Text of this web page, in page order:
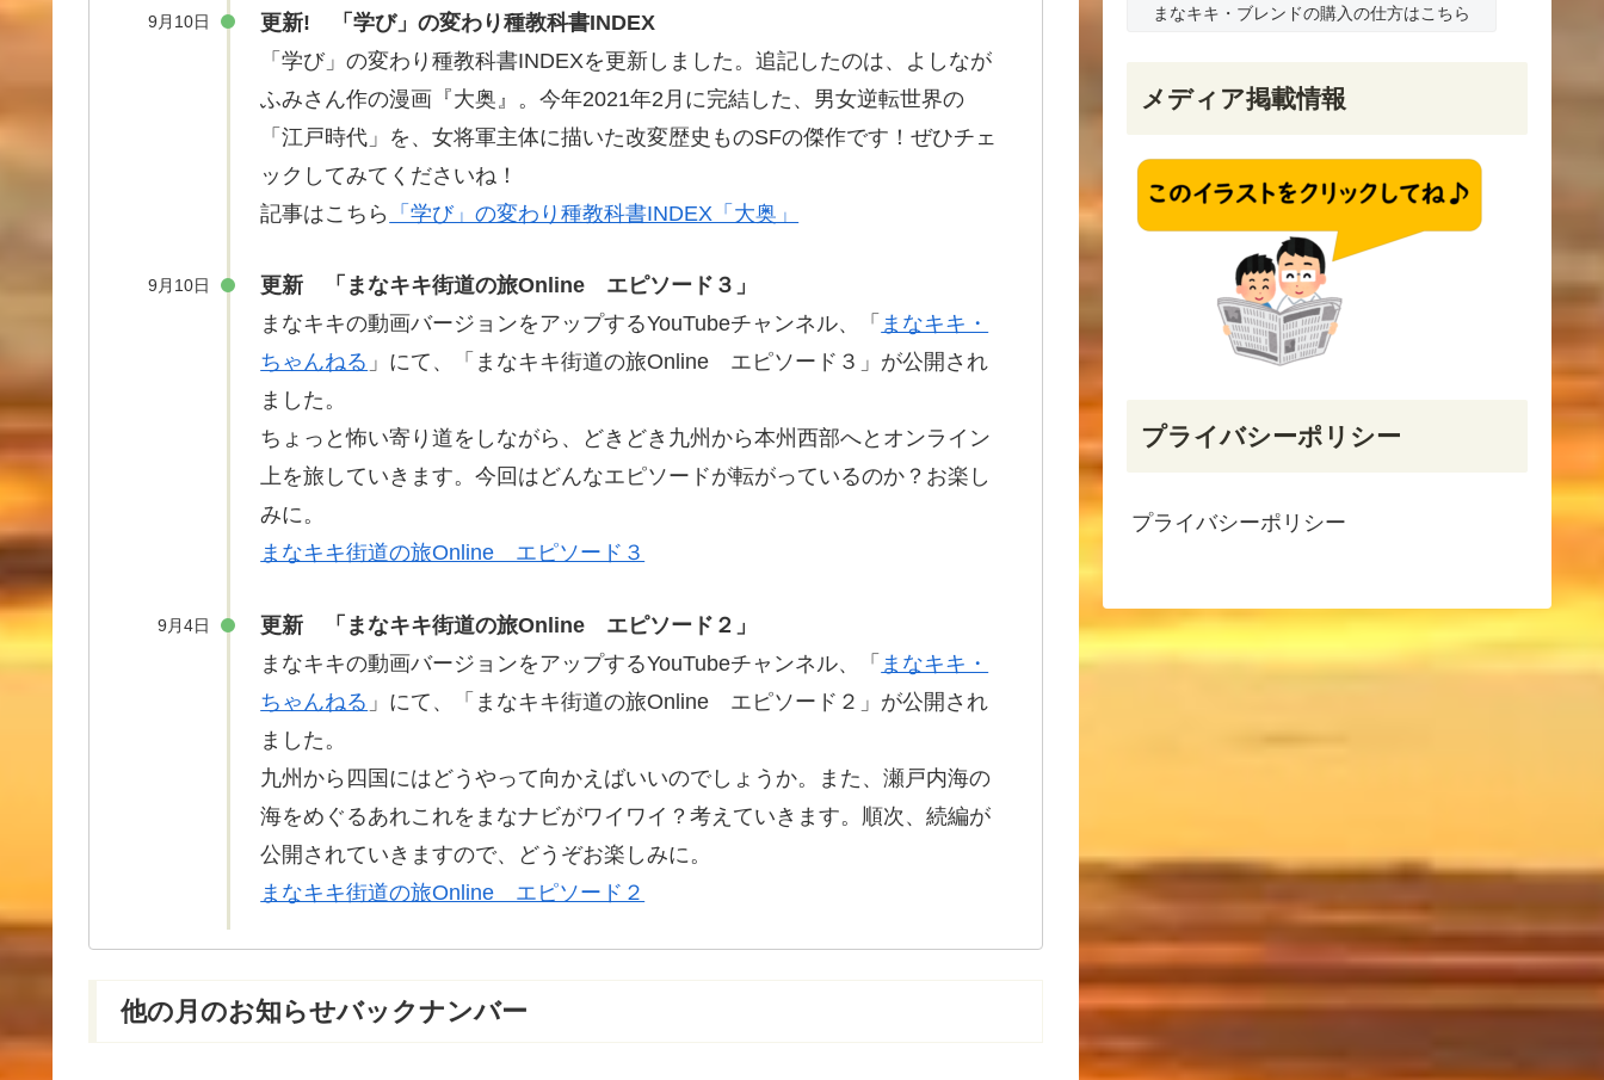
9月10日
更新! 「学び」の変わり種教科書INDEX
「学び」の変わり種教科書INDEXを更新 しました。追記 したのは、よしなが
ふみさん作の漫画 『大奥 』。今年2021年2月に完結 した、 男女逆転世界の
「江戸時代 」を、女将軍主体に描いた改変歴史 ものSFの傑作です！ぜひチェ
ックしてみてくださいね！
記事はこちら
「学び」の変わり種教科書INDEX「大奥」
9月10日
更新 「まなキキ街道の旅Online エピソード３」
まなキキの動画バージョンをアップするYouTubeチャンネル、「 まなキキ・
ちゃんねる 」にて、「まなキキ街道の旅Online エピソード３」が公開 され
ました。
ちょっと怖い寄 り道をしながら、どきどき 九州 から本州西部へとオンライン
上を旅していきます。今回はどんなエピソードが転がっているのか？お楽 し
みに。
まなキキ街道の旅Online エピソード３
9月4日
更新 「まなキキ街道の旅Online エピソード２」
まなキキの動画バージョンをアップするYouTubeチャンネル、「 まなキキ・
ちゃんねる 」にて、「まなキキ街道の旅Online エピソード２」が公開され
ました。
九州から四国にはどうやって向かえばいいのでしょうか。また、瀬戸内海の
海をめぐるあれこれをまなナビがワイワイ？考えていきます。順次、続編が
公開されていきますので、どうぞお楽しみに。
まなキキ街道の旅Online エピソード２
他の 月 のお知らせバックナンバー
まなキキ・ブレンドの購入の仕方はこちら
メディア掲載情報
プライバシーポリシー
プライバシーポリシー